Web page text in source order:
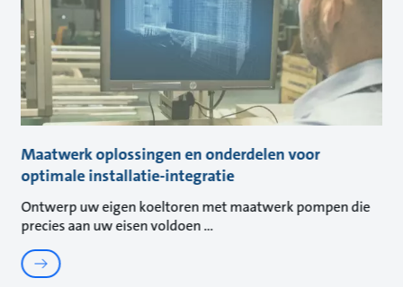
Maatwerk oplossingen en onderdelen voor
optimale installatie-integratie
Ontwerp uw eigen koeltoren met maatwerk pompen die
precies aan uw eisen voldoen